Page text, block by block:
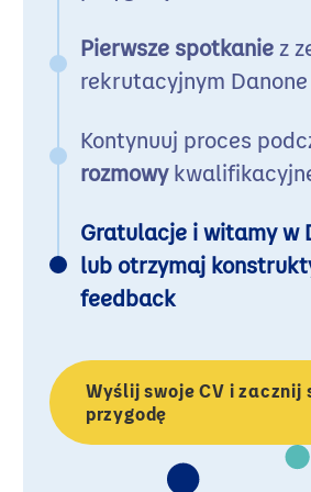
Pierwsze spotkaniez
rekrutacyjnym Danone
Kontynuuj proces
rozmowy
Gratulacjei witamy w
lubotrzymaj
feedback
Wyślij swoje CV i zacznij
przygodę